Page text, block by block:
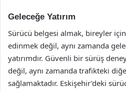
Geleceğe Yatırım
Sürücü belgesi almak, bireyler
edinmek değil, aynı zamanda
yatırımdır. Güvenli bir sürüş
değil, aynı zamanda trafikteki
sağlamaktadır. Eskişehir’deki